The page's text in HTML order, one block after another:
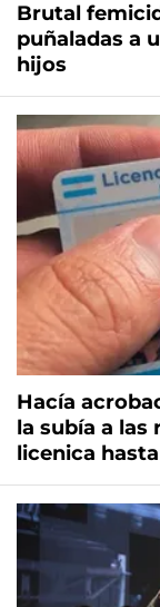
Brutal
puñaladas a
hijos
Hacía
la subía a las
licenica